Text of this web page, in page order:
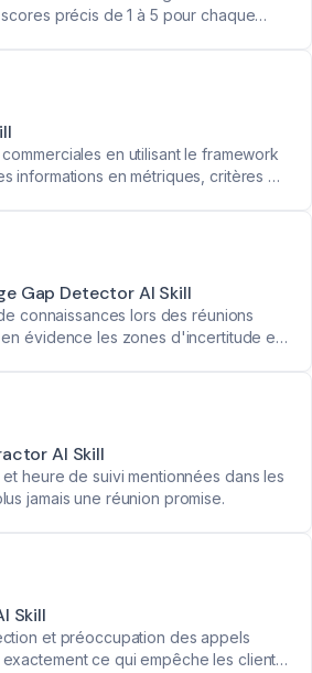
précis de 1 à 5 pour chaque
en utilisant le framework
informations en métriques, critères de
Gap Detector AI Skill
connaissances lors des réunions
évidence les zones d'incertitude et
AI Skill
heure de suivi mentionnées dans les
jamais une réunion promise.
Skill
et préoccupation des appels
ce qui empêche les clients